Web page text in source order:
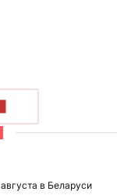
в Беларуси